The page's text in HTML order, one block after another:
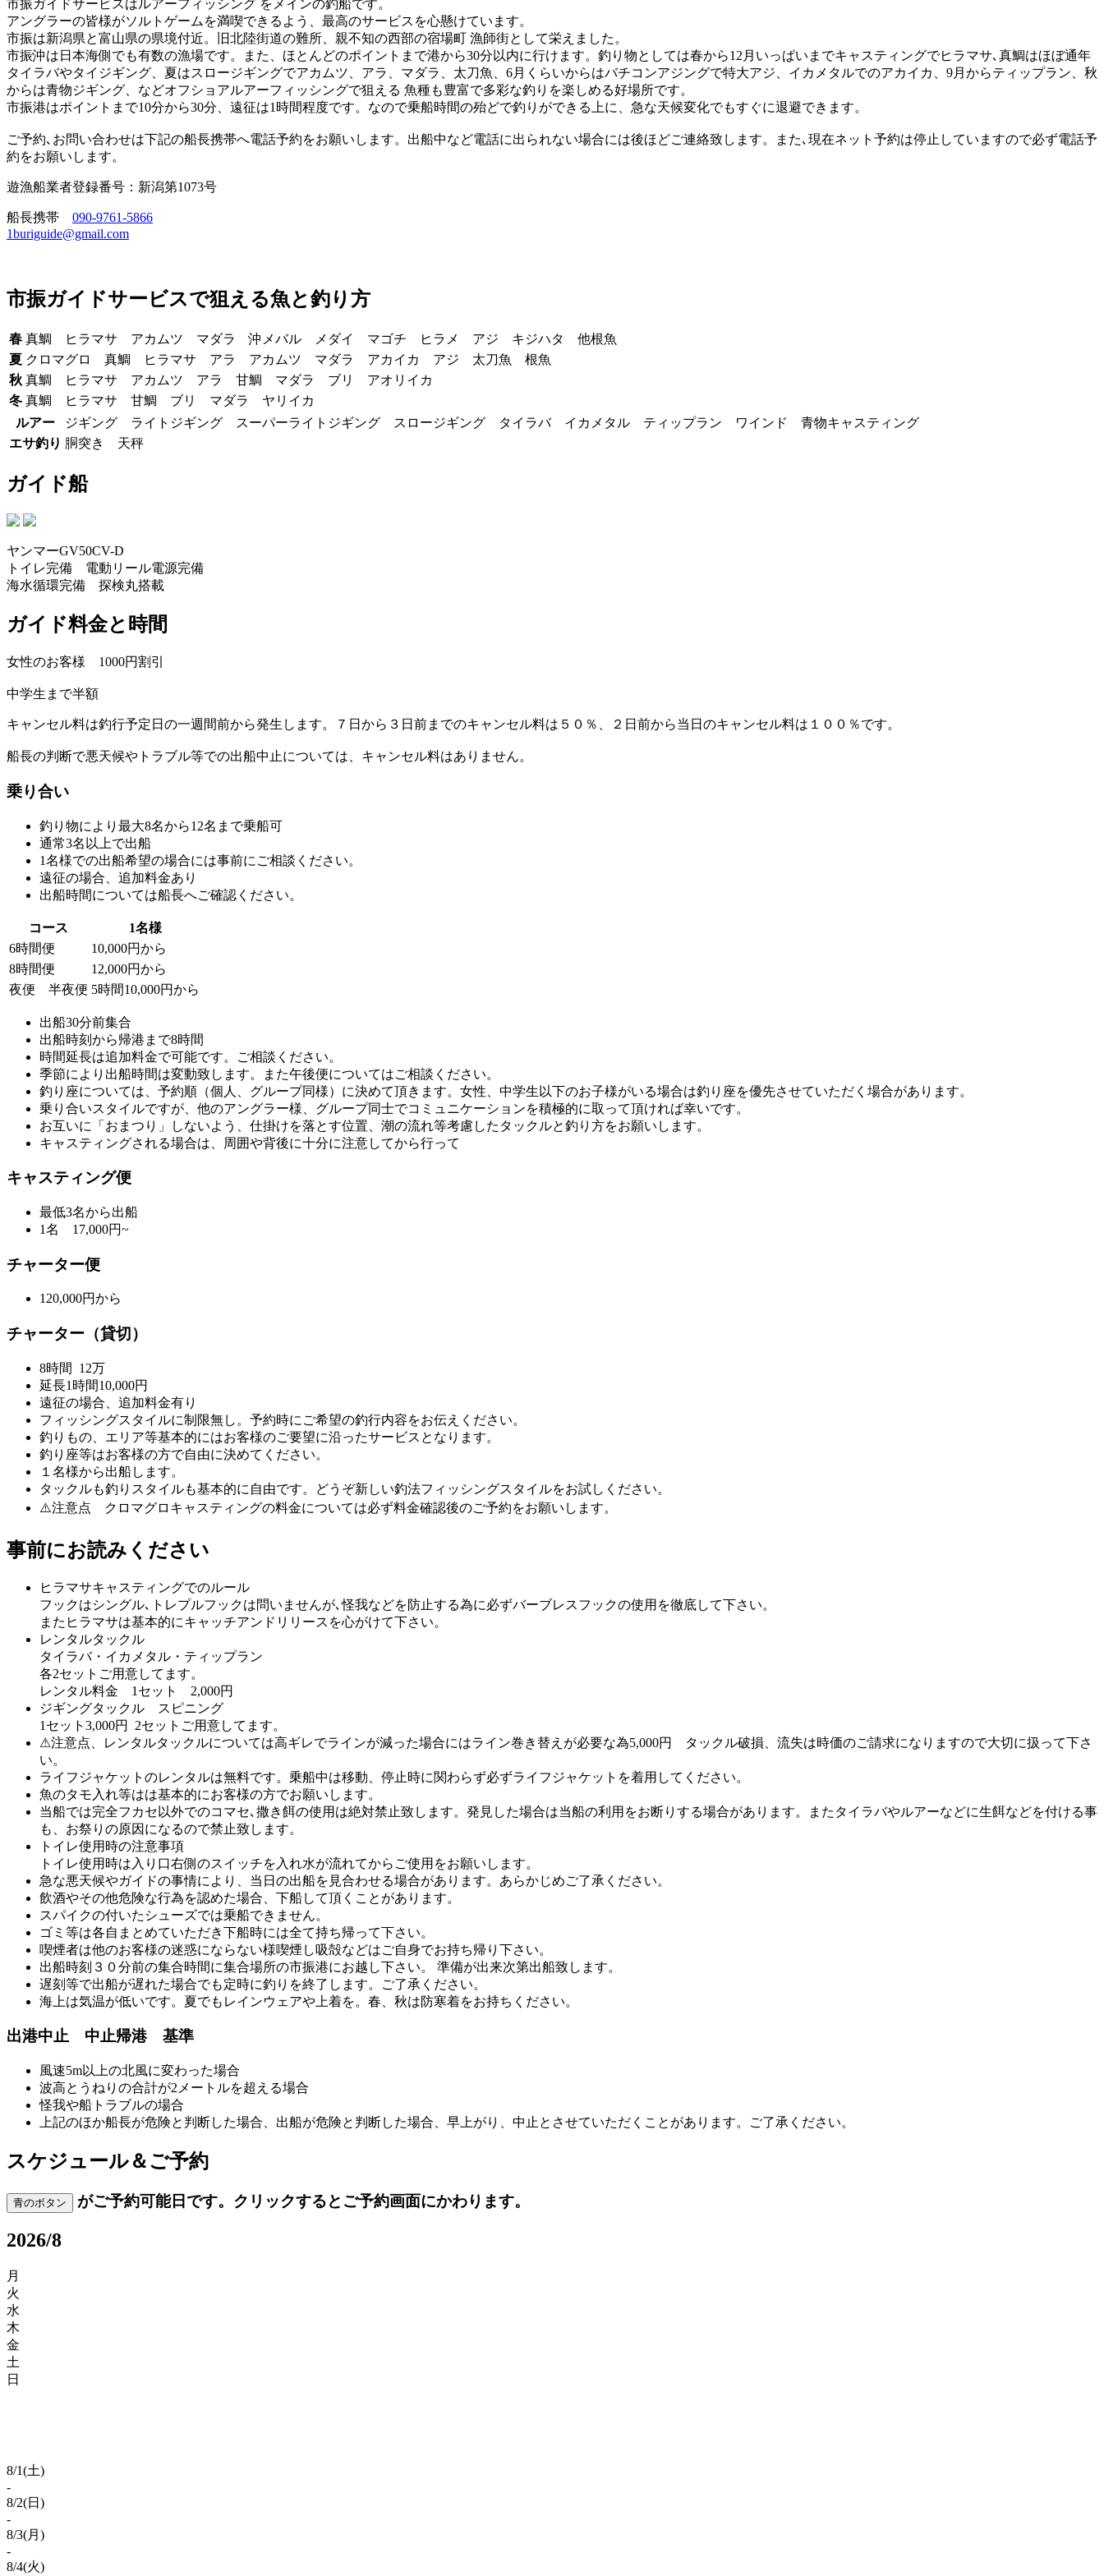
市振ガイドサービスはルアーフィッシング をメインの釣船です。
アングラーの皆様がソルトゲームを満喫できるよう、最高のサービスを心懸けています。
市振は新潟県と富山県の県境付近。旧北陸街道の難所、親不知の西部の宿場町 漁師街として栄えました。
市振沖は日本海側でも有数の漁場です。また、ほとんどのポイントまで港から30分以内に行けます。釣り物としては春から12月いっぱいまでキャスティングでヒラマサ､真鯛はほぼ通年
タイラバやタイジギング、夏はスロージギングでアカムツ、アラ、マダラ、太刀魚、6月くらいからはバチコンアジングで特大アジ、イカメタルでのアカイカ、9月からティップラン、秋
からは青物ジギング、などオフショアルアーフィッシングで狙える 魚種も豊富で多彩な釣りを楽しめる好場所です。
市振港はポイントまで10分から30分、遠征は1時間程度です。なので乗船時間の殆どで釣りができる上に、急な天候変化でもすぐに退避できます。
ご予約､お問い合わせは下記の船長携帯へ電話予約をお願いします。出船中など電話に出られない場合には後ほどご連絡致します。また､現在ネット予約は停止していますので必ず電話予
約をお願いします。
遊漁船業者登録番号：新潟第1073号
船長携帯 090-9761-5866
1buriguide@gmail.com
市振ガイドサービスで狙える魚と釣り方
春 真鯛 ヒラマサ アカムツ マダラ 沖メバル メダイ マゴチ ヒラメ アジ キジハタ 他根魚
夏 クロマグロ 真鯛 ヒラマサ アラ アカムツ マダラ アカイカ アジ 太刀魚 根魚
秋 真鯛 ヒラマサ アカムツ アラ 甘鯛 マダラ ブリ アオリイカ
冬 真鯛 ヒラマサ 甘鯛 ブリ マダラ ヤリイカ
ルアー
ジギング ライトジギング スーパーライトジギング スロージギング タイラバ イカメタル ティップラン ワインド 青物キャスティング
エサ釣り 胴突き 天秤
ガイド船
ヤンマーGV50CV-D
トイレ完備 電動リール電源完備
海水循環完備 探検丸搭載
ガイド料金と時間
女性のお客様 1000円割引
中学生まで半額
キャンセル料は釣行予定日の一週間前から発生します。７日から３日前までのキャンセル料は５０％、２日前から当日のキャンセル料は１００％です。
船長の判断で悪天候やトラブル等での出船中止については、キャンセル料はありません。
乗り合い
釣り物により最大8名から12名まで乗船可
通常3名以上で出船
1名様での出船希望の場合には事前にご相談ください。
遠征の場合、追加料金あり
出船時間については船長へご確認ください。
コース
1名様
6時間便
10,000円から
8時間便
12,000円から
夜便 半夜便 5時間10,000円から
出船30分前集合
出船時刻から帰港まで8時間
時間延長は追加料金で可能です。ご相談ください。
季節により出船時間は変動致します。また午後便についてはご相談ください。
釣り座については、予約順（個人、グループ同様）に決めて頂きます。女性、中学生以下のお子様がいる場合は釣り座を優先させていただく場合があります。
乗り合いスタイルですが、他のアングラー様、グループ同士でコミュニケーションを積極的に取って頂ければ幸いです。
お互いに「おまつり」しないよう、仕掛けを落とす位置、潮の流れ等考慮したタックルと釣り方をお願いします。
キャスティングされる場合は、周囲や背後に十分に注意してから行って
キャスティング便
最低3名から出船
1名 17,000円~
チャーター便
120,000円から
チャーター（貸切）
8時間 12万
延長1時間10,000円
遠征の場合、追加料金有り
フィッシングスタイルに制限無し。予約時にご希望の釣行内容をお伝えください。
釣りもの、エリア等基本的にはお客様のご要望に沿ったサービスとなります。
釣り座等はお客様の方で自由に決めてください。
１名様から出船します。
タックルも釣りスタイルも基本的に自由です。どうぞ新しい釣法フィッシングスタイルをお試しください。
⚠️注意点 クロマグロキャスティングの料金については必ず料金確認後のご予約をお願いします。
事前にお読みください
ヒラマサキャスティングでのルール
フックはシングル､トレプルフックは問いませんが､怪我などを防止する為に必ずバーブレスフックの使用を徹底して下さい。
またヒラマサは基本的にキャッチアンドリリースを心がけて下さい。
レンタルタックル
タイラバ・イカメタル・ティップラン
各2セットご用意してます。
レンタル料金 1セット 2,000円
ジギングタックル スピニング
1セット3,000円 2セットご用意してます。
⚠注意点、レンタルタックルについては高ギレでラインが減った場合にはライン巻き替えが必要な為5,000円 タックル破損、流失は時価のご請求になりますので大切に扱って下さ
い。
ライフジャケットのレンタルは無料です。乗船中は移動、停止時に関わらず必ずライフジャケットを着用してください。
魚のタモ入れ等はは基本的にお客様の方でお願いします。
当船では完全フカセ以外でのコマセ､撒き餌の使用は絶対禁止致します。発見した場合は当船の利用をお断りする場合があります。またタイラバやルアーなどに生餌などを付ける事
も、お祭りの原因になるので禁止致します。
トイレ使用時の注意事項
トイレ使用時は入り口右側のスイッチを入れ水が流れてからご使用をお願いします。
急な悪天候やガイドの事情により、当日の出船を見合わせる場合があります。あらかじめご了承ください。
飲酒やその他危険な行為を認めた場合、下船して頂くことがあります。
スパイクの付いたシューズでは乗船できません。
ゴミ等は各自まとめていただき下船時には全て持ち帰って下さい。
喫煙者は他のお客様の迷惑にならない様喫煙し吸殻などはご自身でお持ち帰り下さい。
出船時刻３０分前の集合時間に集合場所の市振港にお越し下さい。 準備が出来次第出船致します。
遅刻等で出船が遅れた場合でも定時に釣りを終了します。ご了承ください。
海上は気温が低いです。夏でもレインウェアや上着を。春、秋は防寒着をお持ちください。
出港中止 中止帰港 基準
風速5m以上の北風に変わった場合
波高とうねりの合計が2メートルを超える場合
怪我や船トラブルの場合
上記のほか船長が危険と判断した場合、出船が危険と判断した場合、早上がり、中止とさせていただくことがあります。ご了承ください。
スケジュール＆ご予約
青のボタン がご予約可能日です。クリックするとご予約画面にかわります。
2026/8
月
火
水
木
金
土
日
8/1(土)
-
8/2(日)
-
8/3(月)
-
8/4(火)